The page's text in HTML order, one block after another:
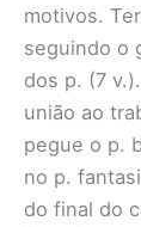
motivos.
seguindo o
dos p. (7
união ao
pegue o p.
no p.
do final do